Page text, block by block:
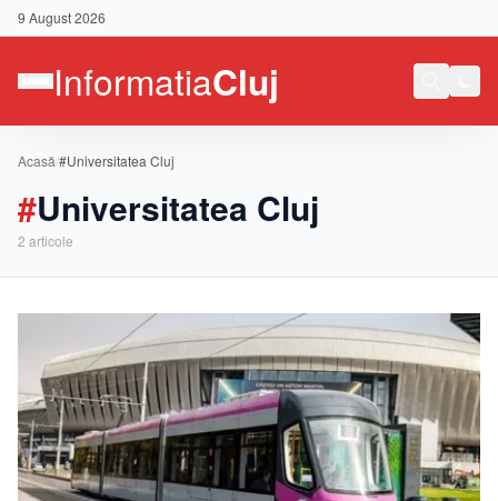
9 August 2026
Contact
Acasă/#Universitatea Cluj
#Universitatea Cluj
2 articole